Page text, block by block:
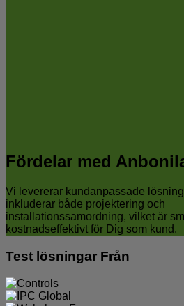
Fördelar med
Vi levererar kundanpassade
inkluderar både projektering och
installationssamordning, vilket är
kostnadseffektivt för Dig som kund.
Test lösningar Från